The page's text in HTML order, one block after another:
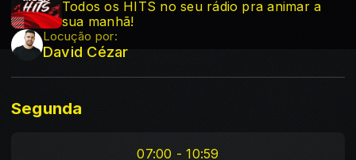
Todos os HITS no seu rádio pra animar a
sua manhã!
Locução por:
David Cézar
Segunda
07:00 - 10:59